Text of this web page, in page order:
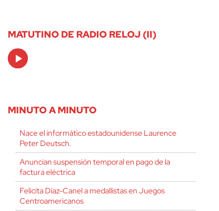
MATUTINO DE RADIO RELOJ (II)
Audio
Player
MINUTO A MINUTO
Nace el informático estadounidense Laurence
Peter Deutsch.
Anuncian suspensión temporal en pago de la
factura eléctrica
Felicita Díaz-Canel a medallistas en Juegos
Centroamericanos